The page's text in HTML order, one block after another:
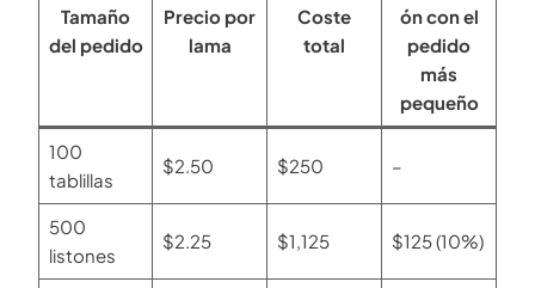
Tamaño
del pedido
Precio por
lama
Coste
total
ón con el
pedido
más
pequeño
100
tablillas
$2.50 $250 –
500
listones
$2.25 $1,125 $125 (10%)